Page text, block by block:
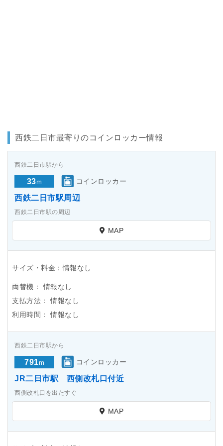
西鉄二日市最寄りのコインロッカー情報
西鉄二日市駅から
33m コインロッカー
西鉄二日市駅周辺
西鉄二日市駅の周辺
MAP
サイズ・料金：情報なし
両替機：
情報なし
支払方法：
情報なし
利用時間：
情報なし
西鉄二日市駅から
791m コインロッカー
JR二日市駅 西側改札口付近
西側改札口を出たすぐ
MAP